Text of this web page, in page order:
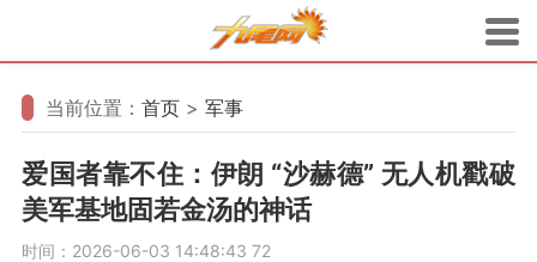
当前位置： 首页 > 军事
爱国者靠不住：伊朗 “沙赫德” 无人机戳破
美军基地固若金汤的神话
时间：2026-06-03 14:48:43 72